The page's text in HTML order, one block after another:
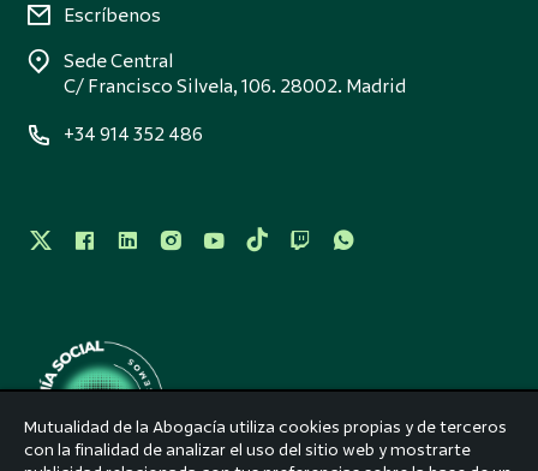
Escríbenos
Sede Central
C/ Francisco Silvela, 106. 28002. Madrid
+34 914 352 486
Mutualidad de la Abogacía utiliza cookies propias y de terceros
con la finalidad de analizar el uso del sitio web y mostrarte